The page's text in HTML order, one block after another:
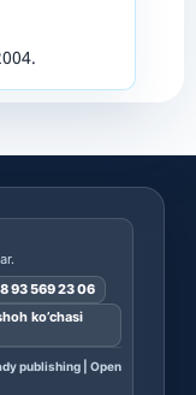
93 569 23 06
ko’chasi
publishing | Open